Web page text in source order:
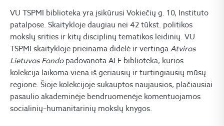
VU TSPMI biblioteka yra įsikūrusi Vokiečių g. 10, Instituto
patalpose. Skaitykloje daugiau nei 42 tūkst. politikos
mokslų srities ir kitų disciplinų tematikos leidinių. VU
TSPMI skaitykloje prieinama didelė ir vertinga Atviros
Lietuvos Fondopadovanota ALF biblioteka, kurios
kolekcija laikoma viena iš geriausių ir turtingiausių mūsų
regione. Šioje kolekcijoje sukauptos naujausios, plačiausiai
pasaulio akademinėje bendruomenėje komentuojamos
socialinių–humanitarinių mokslų knygos.